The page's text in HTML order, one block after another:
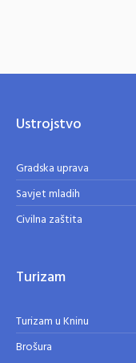
Ustrojstvo
Gradska uprava
Savjet mladih
Civilna zaštita
Turizam
Turizam u Kninu
Brošura